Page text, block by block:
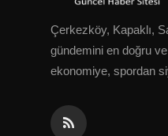
Çerkezköy, Kapaklı,
gündemini en doğru
ekonomiye, spordan